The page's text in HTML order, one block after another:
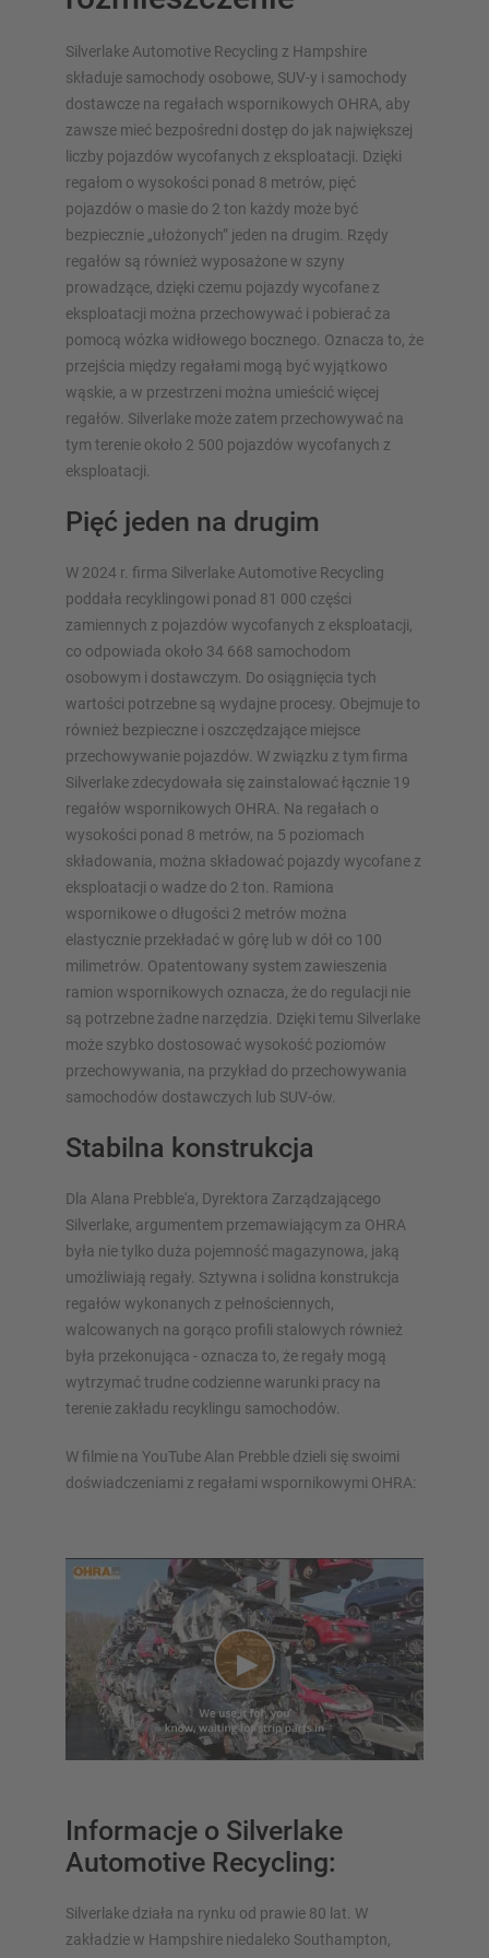
Silverlake Automotive Recycling z Hampshire
składuje samochody osobowe, SUV-y i samochody
dostawcze na regałach wspornikowych OHRA, aby
zawsze mieć bezpośredni dostęp do jak największej
liczby pojazdów wycofanych z eksploatacji. Dzięki
regałom o wysokości ponad 8 metrów, pięć
pojazdów o masie do 2 ton każdy może być
bezpiecznie „ułożonych” jeden na drugim. Rzędy
regałów są również wyposażone w szyny
prowadzące, dzięki czemu pojazdy wycofane z
eksploatacji można przechowywać i pobierać za
pomocą wózka widłowego bocznego. Oznacza to, że
przejścia między regałami mogą być wyjątkowo
wąskie, a w przestrzeni można umieścić więcej
regałów. Silverlake może zatem przechowywać na
tym terenie około 2 500 pojazdów wycofanych z
eksploatacji.
Pięć jeden na drugim
W 2024 r. firma Silverlake Automotive Recycling
poddała recyklingowi ponad 81 000 części
zamiennych z pojazdów wycofanych z eksploatacji,
co odpowiada około 34 668 samochodom
osobowym i dostawczym. Do osiągnięcia tych
wartości potrzebne są wydajne procesy. Obejmuje to
również bezpieczne i oszczędzające miejsce
przechowywanie pojazdów. W związku z tym firma
Silverlake zdecydowała się zainstalować łącznie 19
regałów wspornikowych OHRA. Na regałach o
wysokości ponad 8 metrów, na 5 poziomach
składowania, można składować pojazdy wycofane z
eksploatacji o wadze do 2 ton. Ramiona
wspornikowe o długości 2 metrów można
elastycznie przekładać w górę lub w dół co 100
milimetrów. Opatentowany system zawieszenia
ramion wspornikowych oznacza, że do regulacji nie
są potrzebne żadne narzędzia. Dzięki temu Silverlake
może szybko dostosować wysokość poziomów
przechowywania, na przykład do przechowywania
samochodów dostawczych lub SUV-ów.
Stabilna konstrukcja
Dla Alana Prebble'a, Dyrektora Zarządzającego
Silverlake, argumentem przemawiającym za OHRA
była nie tylko duża pojemność magazynowa, jaką
umożliwiają regały. Sztywna i solidna konstrukcja
regałów wykonanych z pełnościennych,
walcowanych na gorąco profili stalowych również
była przekonująca - oznacza to, że regały mogą
wytrzymać trudne codzienne warunki pracy na
terenie zakładu recyklingu samochodów.
W filmie na YouTube Alan Prebble dzieli się swoimi
doświadczeniami z regałami wspornikowymi OHRA:
Informacje o Silverlake
Automotive Recycling:
Silverlake działa na rynku od prawie 80 lat. W
zakładzie w Hampshire niedaleko Southampton,
PRZEGLĄD SYSTEMÓW
MAGAZYNOWYCH
Regały paletowy
Regały Mobilne
Magazynowanie automatyczne
Hala regałowa
Platforma magazynowa
Pionowe systemy regałowe
Zaplanuj swój system regałów indywidualnie za pomocą
naszych konfiguratorów – z bezpośrednim zapytaniem
Skonfiguruj regał teraz